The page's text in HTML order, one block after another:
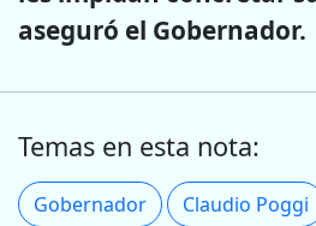
aseguró el Gobernador.
Temas en esta nota:
Gobernador Claudio Poggi